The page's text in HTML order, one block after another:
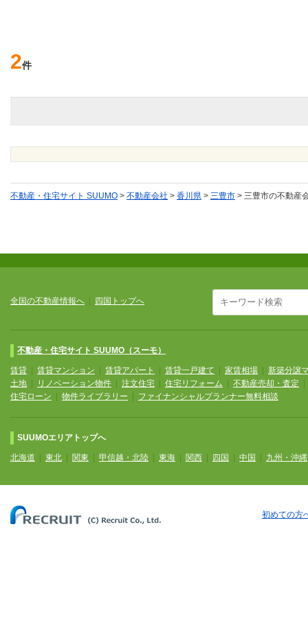
2件
不動産・住宅サイト SUUMO > 不動産会社 > 香川県 > 三豊市 > 三豊市の不動産
全国の不動産情報へ 四国トップへ
不動産・住宅サイト SUUMO（スーモ）
賃貸 賃貸マンション 賃貸アパート 賃貸一戸建て 家賃相場
新築分譲
土地
リノベーション物件 注文住宅 住宅リフォーム 不動産売却・査定
住宅ローン
物件ライブラリー ファイナンシャルプランナー無料相談
SUUMOエリアトップへ
北海道 東北 関東 甲信越・北陸 東海 関西 四国 中国 九州・沖縄
初めての方